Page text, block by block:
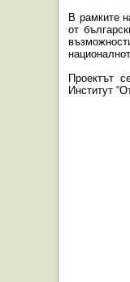
В рамките
от
Проектът
Институт